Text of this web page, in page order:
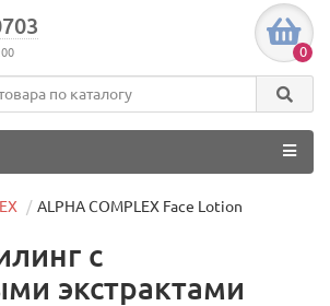
0
ALPHA COMPLEX Face Lotion
с
экстрактами